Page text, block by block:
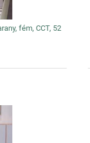
fém, CCT, 52